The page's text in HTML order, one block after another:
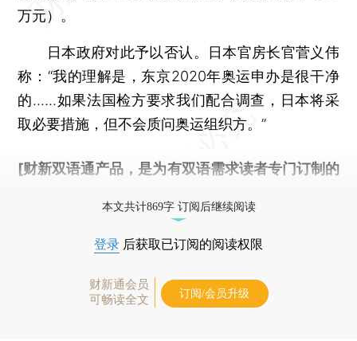
万元）。
日本政府对此予以否认。日本官房长官菅义伟
称：“我的理解是，东京2020年奥运申办是很干净
的……如果法国检方要求我们配合调查，日本将采
取必要措施，但不会质问奥运组织方。”
[财新双语通产品，是为有双语需求读者专门订制的
本文共计869字 订阅后继续阅读
登录 后获取已订阅的阅读权限
财新通会员
可畅读全文
订阅/会员升级